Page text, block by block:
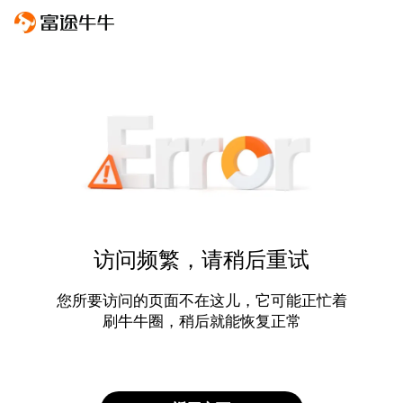
访问频繁，请稍后重试
您所要访问的页面不在这儿，它可能正忙着
刷牛牛圈，稍后就能恢复正常